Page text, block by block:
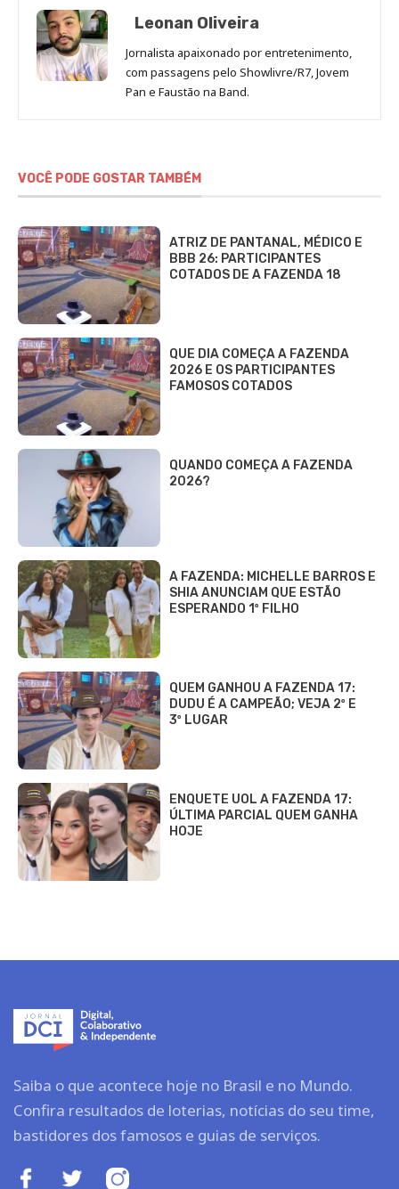
Leonan Oliveira
Jornalista apaixonado por entretenimento,
com passagens pelo Showlivre/R7, Jovem
Pan e Faustão na Band.
VOCÊ PODE GOSTAR TAMBÉM
ATRIZ DE PANTANAL, MÉDICO E
BBB 26: PARTICIPANTES
COTADOS DE A FAZENDA 18
QUE DIA COMEÇA A FAZENDA
2026 E OS PARTICIPANTES
FAMOSOS COTADOS
QUANDO COMEÇA A FAZENDA
2026?
A FAZENDA: MICHELLE BARROS E
SHIA ANUNCIAM QUE ESTÃO
ESPERANDO 1º FILHO
QUEM GANHOU A FAZENDA 17:
DUDU É A CAMPEÃO; VEJA 2º E
3º LUGAR
ENQUETE UOL A FAZENDA 17:
ÚLTIMA PARCIAL QUEM GANHA
HOJE
Saiba o que acontece hoje no Brasil e no Mundo.
Confira resultados de loterias, notícias do seu time,
bastidores dos famosos e guias de serviços.